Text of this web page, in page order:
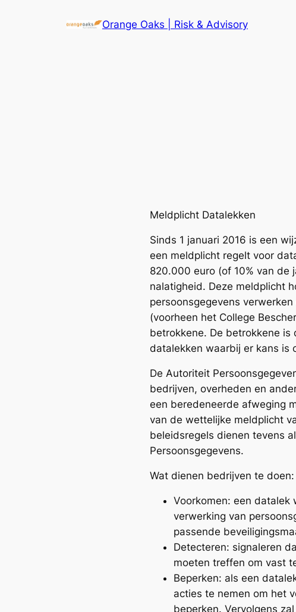
Orange Oaks | Risk & Advisory
Meldplicht Datalekken
Sinds 1 januari 2016 is een
een meldplicht regelt voor
820.000 euro (of 10% van de
nalatigheid. Deze meldplicht
persoonsgegevens
(voorheen het College
betrokkene. De betrokkene
datalekken waarbij er kans is
De Autoriteit
bedrijven, overheden en
een beredeneerde afweging
van de wettelijke meldplicht
beleidsregels dienen tevens
Persoonsgegevens.
Wat dienen bedrijven te doen:
Voorkomen: een datalek
verwerking van
passende
Detecteren: signaleren
moeten treffen om vast
Beperken: als een
acties te nemen om het
beperken. Vervolgens